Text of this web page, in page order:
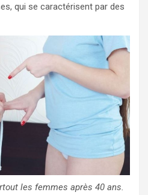
qui se caractérisent par des
les femmes après 40 ans.